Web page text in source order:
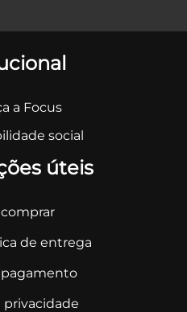
a Focus
social
úteis
de entrega
privacidade